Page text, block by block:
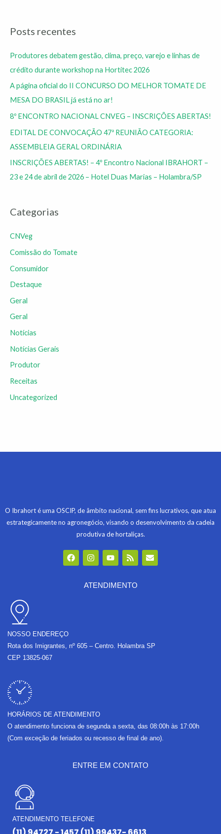
Posts recentes
Produtores debatem gestão, clima, preço, varejo e linhas de
crédito durante workshop na Hortitec 2026
A página oficial do II CONCURSO DO MELHOR TOMATE DE
MESA DO BRASIL já está no ar!
8º ENCONTRO NACIONAL CNVEG – INSCRIÇÕES ABERTAS!
EDITAL DE CONVOCAÇÃO 47ª REUNIÃO CATEGORIA:
ASSEMBLEIA GERAL ORDINÁRIA
INSCRIÇÕES ABERTAS! – 4º Encontro Nacional IBRAHORT –
23 e 24 de abril de 2026 – Hotel Duas Marias – Holambra/SP
Categorias
CNVeg
Comissão do Tomate
Consumidor
Destaque
Geral
Geral
Notícias
Notícias Gerais
Produtor
Receitas
Uncategorized
O Ibrahort é uma OSCIP, de âmbito nacional, sem fins lucrativos, que atua
estrategicamente no agronegócio, visando o desenvolvimento da cadeia
produtiva de hortaliças.
F
a
c
I
n
s
a
Y
o
u
u
R
s
s
E
n
v
ATENDIMENTO
NOSSO ENDEREÇO
Rota dos Imigrantes, nº 605 – Centro. Holambra SP
CEP 13825-067
HORÁRIOS DE ATENDIMENTO
O atendimento funciona de segunda a sexta, das 08:00h às 17:00h
(Com exceção de feriados ou recesso de final de ano).
ENTRE EM CONTATO
ATENDIMENTO TELEFONE